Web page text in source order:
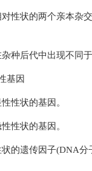
状的两个亲本杂交
后代中出现不同于
基因
性状的基因。
性状的基因。
遗传因子(DNA分